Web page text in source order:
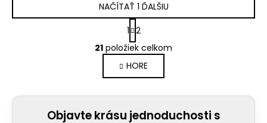
O
v
l
á
d
NAČÍTAŤ 1 ĎALŠIU
S
t
r
á
n
k
o
a
1 2
21 položiek celkom
HORE
Objavte krásu jednoduchosti s